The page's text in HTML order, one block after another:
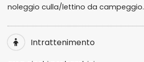
noleggio culla/lettino da campeggio.
Intrattenimento